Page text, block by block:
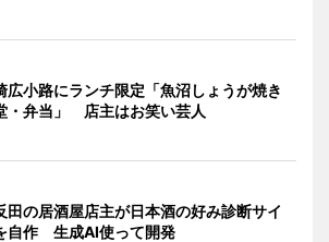
広小路にランチ限定「魚沼しょうが焼き
・弁当」 店主はお笑い芸人
田の居酒屋店主が日本酒の好み診断サイ
自作 生成AI使って開発